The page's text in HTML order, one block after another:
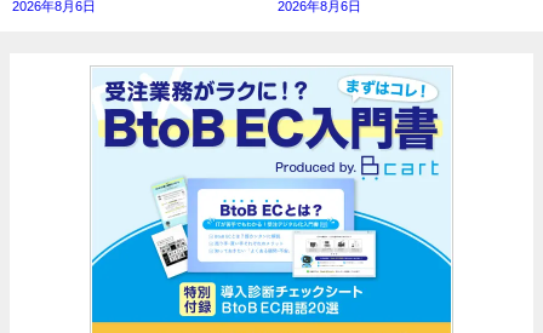
2026年8月6日 2026年8月6日